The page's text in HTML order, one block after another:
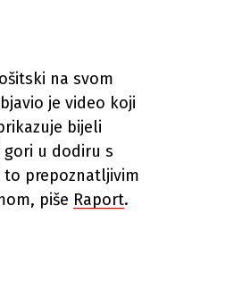
na svom
je video koji
bijeli
u dodiru s
prepoznatljivim
piše Raport.